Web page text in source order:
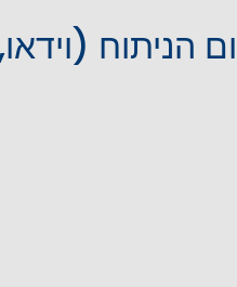
(וידאו, 3 דקות)